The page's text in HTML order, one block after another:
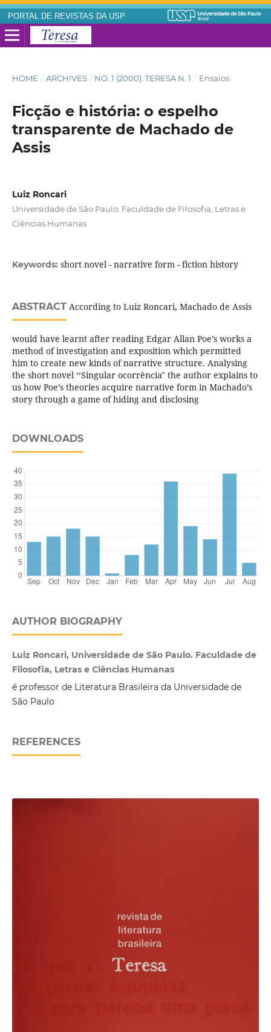
PORTAL DE REVISTAS DA USP
HOME / ARCHIVES / NO. 1 (2000): TERESA N. 1 / Ensaios
Ficção e história: o espelho
transparente de Machado de
Assis
Luiz Roncari
Universidade de São Paulo. Faculdade de Filosofia, Letras e
Ciências Humanas
Keywords: short novel - narrative form - fiction history
ABSTRACTAccording to Luiz Roncari, Machado de Assis
would have learnt after reading Edgar Allan Poe’s works a
method of investigation and exposition which permitted
him to create new kinds of narrative structure. Analysing
the short novel ‘‘Singular ocorrência" the author explains to
us how Poe’s theories acquire narrative form in Machado’s
story through a game of hiding and disclosing
DOWNLOADS
AUTHOR BIOGRAPHY
Luiz Roncari, Universidade de São Paulo. Faculdade de
Filosofia, Letras e Ciências Humanas
é professor de Literatura Brasileira da Universidade de
São Paulo
REFERENCES